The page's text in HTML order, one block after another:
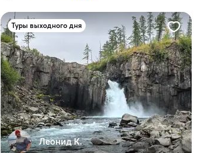
Туры выходного дня
Леонид К.